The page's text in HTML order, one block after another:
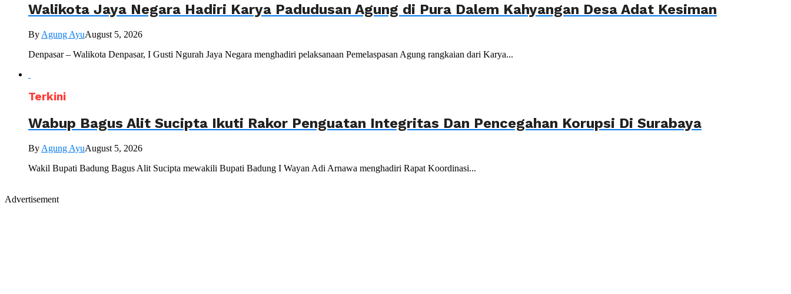
Walikota Jaya Negara Hadiri Karya Padudusan Agung di Pura Dalem Kahyangan Desa Adat Kesiman
By Agung AyuAugust 5, 2026
Denpasar – Walikota Denpasar, I Gusti Ngurah Jaya Negara menghadiri pelaksanaan Pemelaspasan Agung rangkaian dari Karya...
Terkini
Wabup Bagus Alit Sucipta Ikuti Rakor Penguatan Integritas Dan Pencegahan Korupsi Di Surabaya
By Agung AyuAugust 5, 2026
Wakil Bupati Badung Bagus Alit Sucipta mewakili Bupati Badung I Wayan Adi Arnawa menghadiri Rapat Koordinasi...
Advertisement